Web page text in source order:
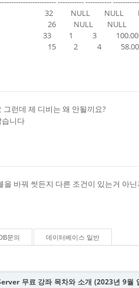
32 NULL NULL
26 NULL NULL
33 1 3 100.00
15 2 4 58.00
그런데 제 디비는 왜 안될끼요?
습니다
을 바꿔 썻든지 다른 조건이 있는거 아
문의 데이터베이스 일반
무료 강좌 목차와 소개 (2023년 9월